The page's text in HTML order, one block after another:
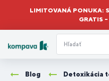
LIMITOVANÁ PONUKA:
GRATIS
Blog Detoxikácia